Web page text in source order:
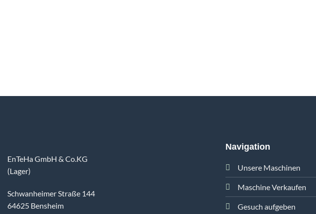
EnTeHa GmbH & Co.KG
(Lager)
Schwanheimer Straße 144
64625 Bensheim
Navigation
Unsere Maschinen
Maschine Verkaufen
Gesuch aufgeben